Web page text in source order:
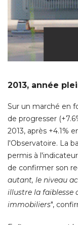
2013, année
Sur un marché en
de progresser
2013, après +4.1%
l'Observatoire. La
permis à
de confirmer son
autant, le niveau
illustre la faiblesse
immobiliers",